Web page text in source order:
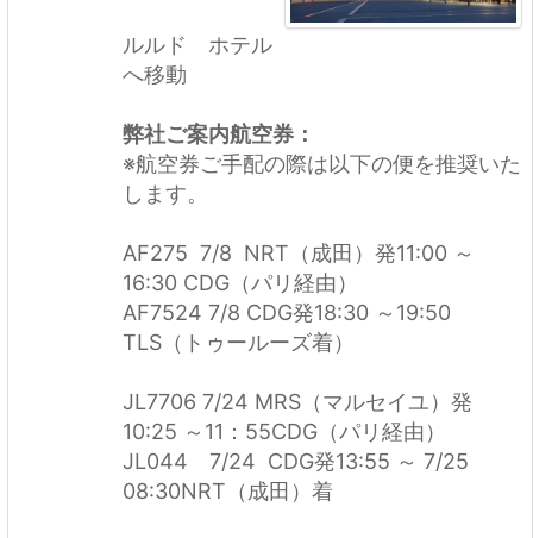
ルルド ホテル
へ移動
弊社ご案内航空券：
※航空券ご手配の際は以下の便を推奨いた
します。
AF275 7/8 NRT（成田）発11:00 ～
16:30 CDG（パリ経由）
AF7524 7/8 CDG発18:30 ～19:50
TLS（トゥールーズ着）
JL7706 7/24 MRS（マルセイユ）発
10:25 ～11：55CDG（パリ経由）
JL044 7/24 CDG発13:55 ～ 7/25
08:30NRT（成田）着